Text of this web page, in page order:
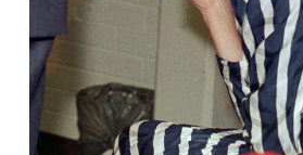
PRENUMERUOK